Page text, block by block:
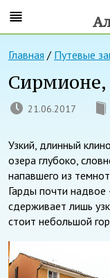
Главная / Путевые
Сирмионе,
21.06.2017
Узкий, длинный
озера глубоко,
напавшего из
Гарды почти надвое
сдерживает лишь
стоит небольшой